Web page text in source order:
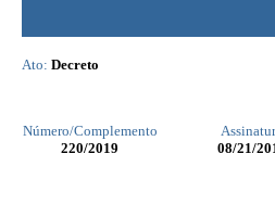
Ato: Decreto
Número/Complemento
220/2019 08/21/